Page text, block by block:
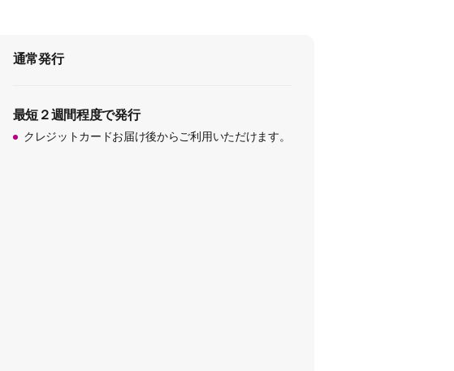
通常発行
最短２週間程度で発行
クレジットカードお届け後からご利用いただけます。